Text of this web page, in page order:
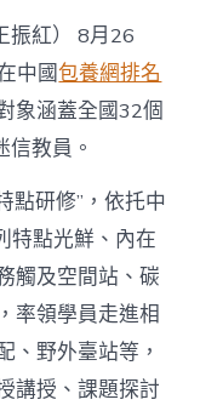
振紅） 8月26
中國包養網排名
象涵蓋全國32個
教員。
點研修”，依托中
特點光鮮、內在
觸及空間站、碳
率領學員走進相
、野外臺站等，
講授、課題探討